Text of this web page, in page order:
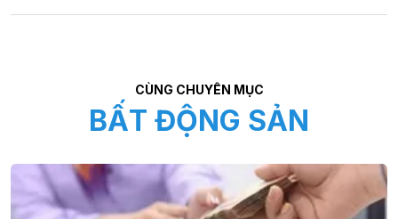
CÙNG CHUYÊN MỤC
BẤT ĐỘNG SẢN